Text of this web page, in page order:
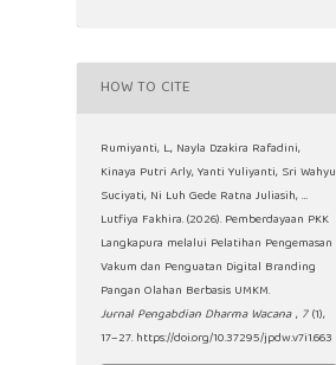
HOW TO CITE
Rumiyanti, L., Nayla Dzakira Rafadini,
Kinaya Putri Arly, Yanti Yuliyanti, Sri Wahyu
Suciyati, Ni Luh Gede Ratna Juliasih, …
Lutfiya Fakhira. (2026). Pemberdayaan PKK
Langkapura melalui Pelatihan Pengemasan
Vakum dan Penguatan Digital Branding
Pangan Olahan Berbasis UMKM.
Jurnal Pengabdian Dharma Wacana , 7 (1),
17–27. https://doi.org/10.37295/jpdw.v7i1.663